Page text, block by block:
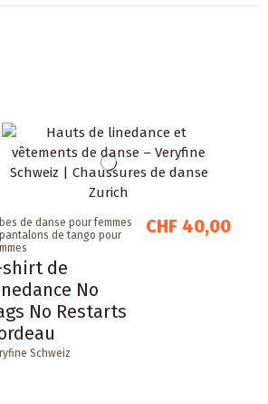
de danse pour femmes
de tango pour
shirt de
No
No Restarts
Schweiz
CHF 40,00